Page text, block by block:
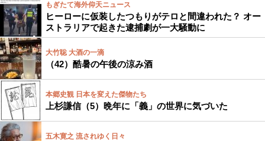
もぎたて海外仰天ニュース
ヒーローに仮装したつもりがテロと間違われた？ オー
ストラリアで起きた逮捕劇が一大騒動に
大竹聡 大酒の一滴
（42）酷暑の午後の涼み酒
本郷史観 日本を変えた傑物たち
上杉謙信（5）晩年に「義」の世界に気づいた
五木寛之 流されゆく日々